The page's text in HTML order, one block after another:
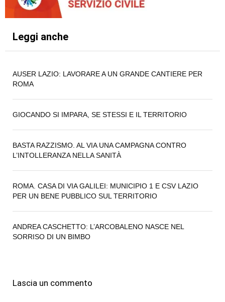
Leggi anche
AUSER LAZIO: LAVORARE A UN GRANDE CANTIERE PER
ROMA
GIOCANDO SI IMPARA, SE STESSI E IL TERRITORIO
BASTA RAZZISMO. AL VIA UNA CAMPAGNA CONTRO
L’INTOLLERANZA NELLA SANITÀ
ROMA. CASA DI VIA GALILEI: MUNICIPIO 1 E CSV LAZIO
PER UN BENE PUBBLICO SUL TERRITORIO
ANDREA CASCHETTO: L’ARCOBALENO NASCE NEL
SORRISO DI UN BIMBO
Lascia un commento